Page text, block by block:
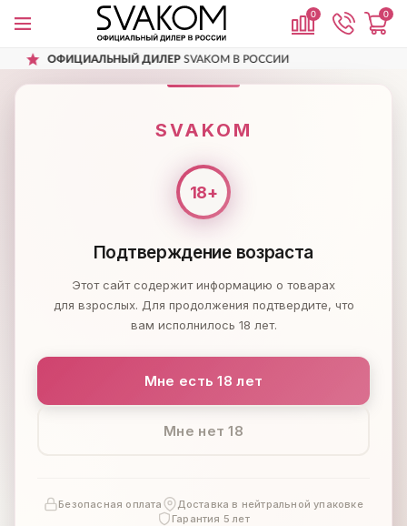
SVAKOM
Подтверждение возраста
Этот сайт содержит информацию о товарах
для взрослых. Для продолжения подтвердите, что
вам исполнилось 18 лет.
Мне есть 18 лет
Мне нет 18
Безопасная оплата
Доставка в нейтральной упаковке
Гарантия 5 лет
0 0
SVAKOM В РОССИИ
SVAKOM Вибромассажер с двумя моторами